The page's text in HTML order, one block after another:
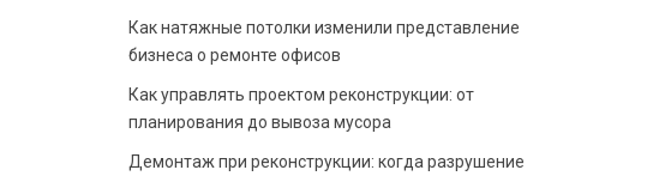
Как натяжные потолки изменили представление
бизнеса о ремонте офисов
Как управлять проектом реконструкции: от
планирования до вывоза мусора
Демонтаж при реконструкции: когда разрушение